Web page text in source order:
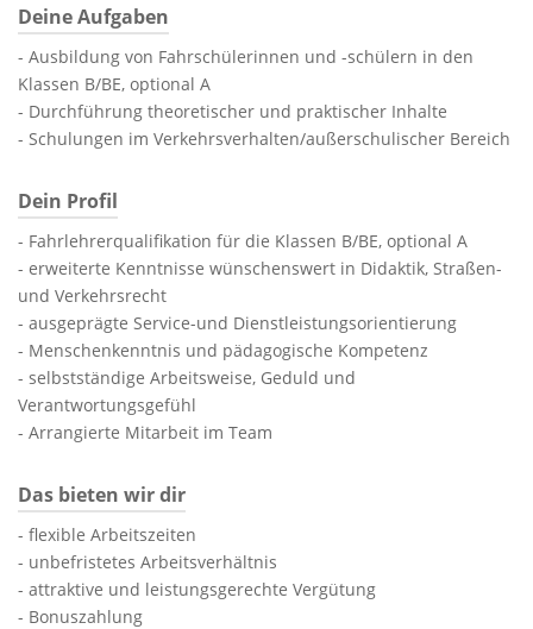
Deine Aufgaben
- Ausbildung von Fahrschülerinnen und -schülern in den
Klassen B/BE, optional A
- Durchführung theoretischer und praktischer Inhalte
- Schulungen im Verkehrsverhalten/außerschulischer Bereich
Dein Profil
- Fahrlehrerqualifikation für die Klassen B/BE, optional A
- erweiterte Kenntnisse wünschenswert in Didaktik, Straßen-
und Verkehrsrecht
- ausgeprägte Service-und Dienstleistungsorientierung
- Menschenkenntnis und pädagogische Kompetenz
- selbstständige Arbeitsweise, Geduld und
Verantwortungsgefühl
- Arrangierte Mitarbeit im Team
Das bieten wir dir
- flexible Arbeitszeiten
- unbefristetes Arbeitsverhältnis
- attraktive und leistungsgerechte Vergütung
- Bonuszahlung